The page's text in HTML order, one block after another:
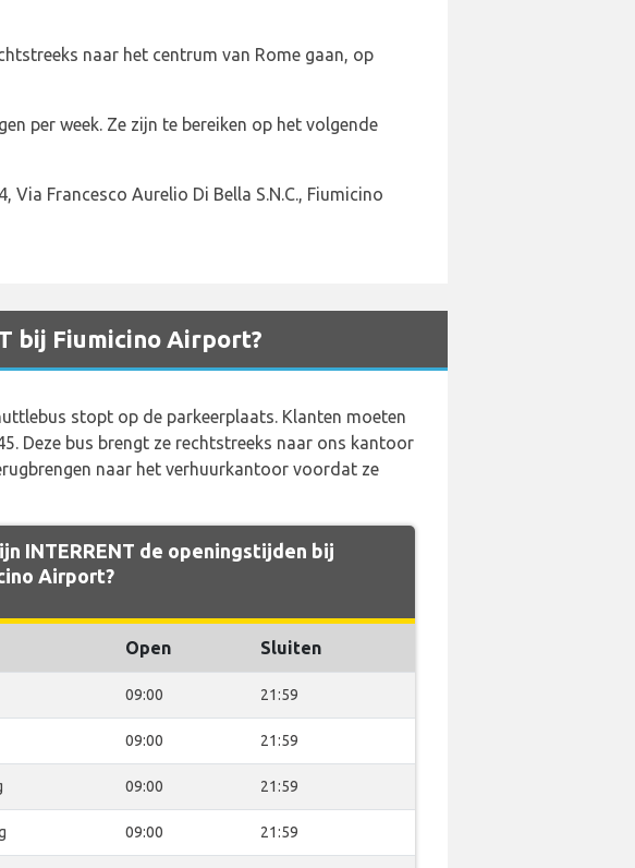
naar het centrum van Rome gaan, op
per week. Ze zijn te bereiken op het volgende
Francesco Aurelio Di Bella S.N.C., Fiumicino
bij Fiumicino Airport?
stopt op de parkeerplaats. Klanten moeten
Deze bus brengt ze rechtstreeks naar ons kantoor
naar het verhuurkantoor voordat ze
INTERRENT de openingstijden bij
Airport?
Open Sluiten
09:00 21:59
09:00 21:59
09:00 21:59
09:00 21:59